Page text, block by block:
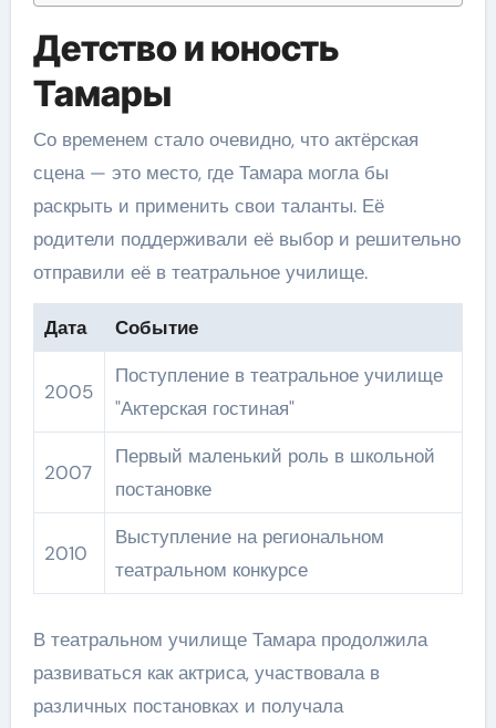
Детство и юность
Тамары
Со временем стало очевидно, что актёрская
сцена — это место, где Тамара могла бы
раскрыть и применить свои таланты. Её
родители поддерживали её выбор и решительно
отправили её в театральное училище.
Дата Событие
2005
Поступление в театральное училище
"Актерская гостиная"
2007
Первый маленький роль в школьной
постановке
2010
Выступление на региональном
театральном конкурсе
В театральном училище Тамара продолжила
развиваться как актриса, участвовала в
различных постановках и получала